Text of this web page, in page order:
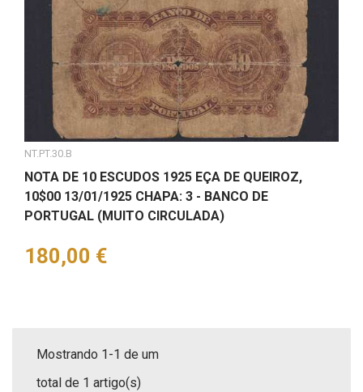
NT.PT.30.B
NOTA DE 10 ESCUDOS 1925 EÇA DE QUEIROZ,
10$00 13/01/1925 CHAPA: 3 - BANCO DE
PORTUGAL (MUITO CIRCULADA)
Preço
180,00 €
Mostrando 1-1 de um
total de 1 artigo(s)